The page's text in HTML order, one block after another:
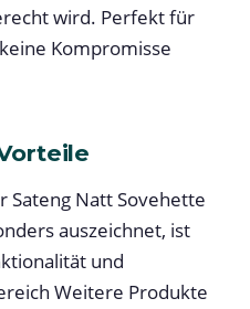
wird. Perfekt für
Kompromisse
Sateng Natt Sovehette
auszeichnet, ist
und
Weitere Produkte